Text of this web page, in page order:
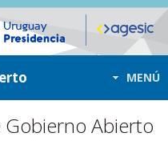
MENÚ
Abierto